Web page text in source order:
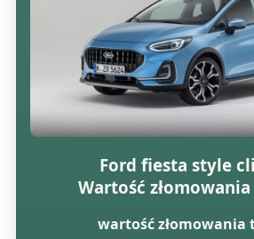
Ford fiesta style
Wartość
wartość złomowania